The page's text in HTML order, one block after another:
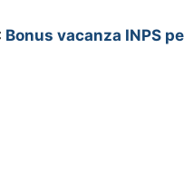
Bonus vacanza INPS